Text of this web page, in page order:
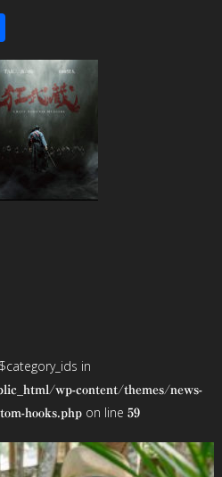
有
in
wp-content/themes/news-
hooks.phpon line 59